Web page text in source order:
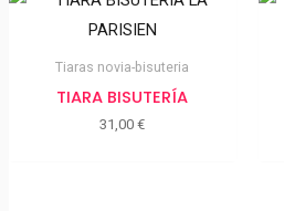
Tiaras novia-bisuteria
TIARA BISUTERÍA
31,00€